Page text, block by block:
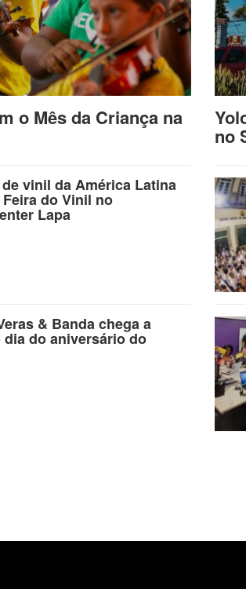
o Mês da Criança na
no
vinil da América Latina
do Vinil no
Lapa
& Banda chega a
dia do aniversário do